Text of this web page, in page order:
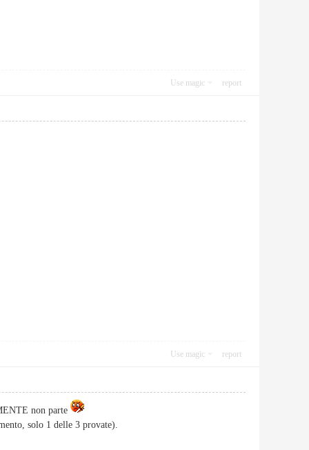
Use magic report
Use magic report
non parte
solo 1 delle 3 provate).